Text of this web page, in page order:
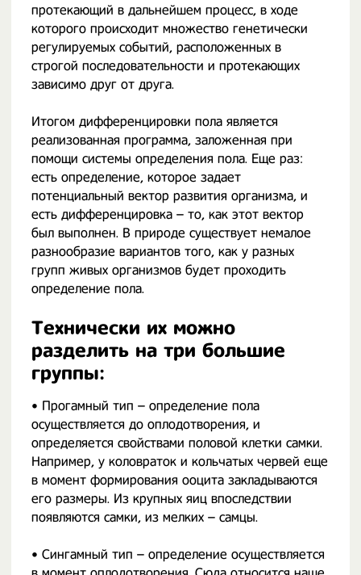
протекающий в дальнейшем процесс, в ходе
которого происходит множество генетически
регулируемых событий, расположенных в
строгой последовательности и протекающих
зависимо друг от друга.
Итогом дифференцировки пола является
реализованная программа, заложенная при
помощи системы определения пола. Еще раз:
есть определение, которое задает
потенциальный вектор развития организма, и
есть дифференцировка – то, как этот вектор
был выполнен. В природе существует немалое
разнообразие вариантов того, как у разных
групп живых организмов будет проходить
определение пола.
Технически их можно
разделить на три большие
группы:
• Прогамный тип – определение пола
осуществляется до оплодотворения, и
определяется свойствами половой клетки самки.
Например, у коловраток и кольчатых червей еще
в момент формирования ооцита закладываются
его размеры. Из крупных яиц впоследствии
появляются самки, из мелких – самцы.
• Сингамный тип – определение осуществляется